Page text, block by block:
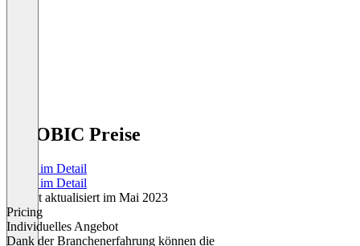
YOOBIC Preise
Preise im Detail
Preise im Detail
Zuletzt aktualisiert im Mai 2023
Pricing
Individuelles Angebot
Dank der Branchenerfahrung können die